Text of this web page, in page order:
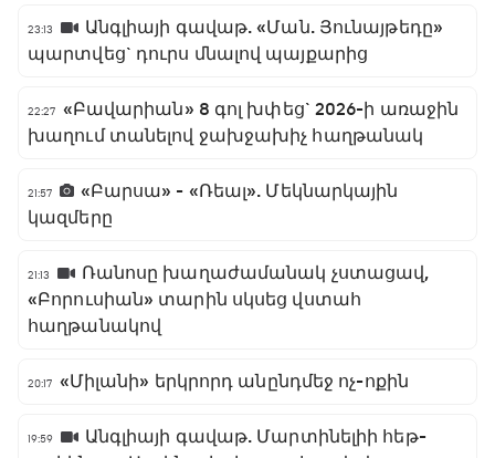
23:13
Անգլիայի գավաթ. «Ման. Յունայթեդը»
պարտվեց` դուրս մնալով պայքարից
22:27 «Բավարիան» 8 գոլ խփեց` 2026-ի առաջին
խաղում տանելով ջախջախիչ հաղթանակ
21:57
«Բարսա» - «Ռեալ». Մեկնարկային
կազմերը
21:13
Ռանոսը խաղաժամանակ չստացավ,
«Բորուսիան» տարին սկսեց վստահ
հաղթանակով
20:17 «Միլանի» երկրորդ անընդմեջ ոչ-ոքին
19:59
Անգլիայի գավաթ. Մարտինելիի հեթ-